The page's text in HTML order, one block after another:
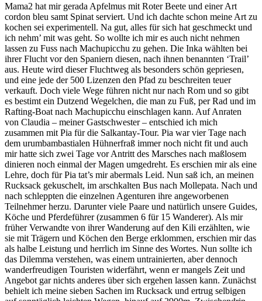
Mama2 hat mir gerada Apfelmus mit Roter Beete und einer Art
cordon bleu samt Spinat serviert. Und ich dachte schon meine Art zu
kochen sei experimentell. Na gut, alles für sich hat geschmeckt und
ich nehm’ mit was geht. So wollte ich mir es auch nicht nehmen
lassen zu Fuss nach Machupicchu zu gehen. Die Inka wählten bei
ihrer Flucht vor den Spaniern diesen, nach ihnen benannten ‘Trail’
aus. Heute wird dieser Fluchtweg als besonders schön gepriesen,
und eine jede der 500 Lizenzen den Pfad zu beschreiten teuer
verkauft. Doch viele Wege führen nicht nur nach Rom und so gibt
es bestimt ein Dutzend Wegelchen, die man zu Fuß, per Rad und im
Rafting-Boat nach Machupicchu einschlagen kann. Auf Anraten
von Claudia – meiner Gastschwester – entschied ich mich
zusammen mit Pia für die Salkantay-Tour. Pia war vier Tage nach
dem urumbambastialen Hühnerfraß immer noch nicht fit und auch
mir hatte sich zwei Tage vor Antritt des Marsches nach maßlosem
dinieren noch einmal der Magen umgedreht. Es erschien mir als eine
Lehre, doch für Pia tat’s mir abermals Leid. Nun saß ich, an meinen
Rucksack gekuschelt, im arschkalten Bus nach Mollepata. Nach und
nach schleppten die einzelnen Agenturen ihre angeworbenen
Teilnehmer herzu. Darunter viele Paare und natürlich unsere Guides,
Köche und Pferdeführer (zusammen 6 für 15 Wanderer). Als mir
früher Verwandte von ihrer Wanderung auf den Kili erzählten, wie
sie mit Trägern und Köchen den Berge erklommen, erschien mir das
als halbe Leistung und herrlich im Sinne des Wortes. Nun sollte ich
das Dilemma verstehen, was einem untrainierten, aber dennoch
wanderfreudigen Touristen widerfährt, wenn er mangels Zeit und
Angebot gar nichts anderes über sich ergehen lassen kann. Zunächst
behielt ich meine sieben Sachen im Rucksack und ertrug selbigen